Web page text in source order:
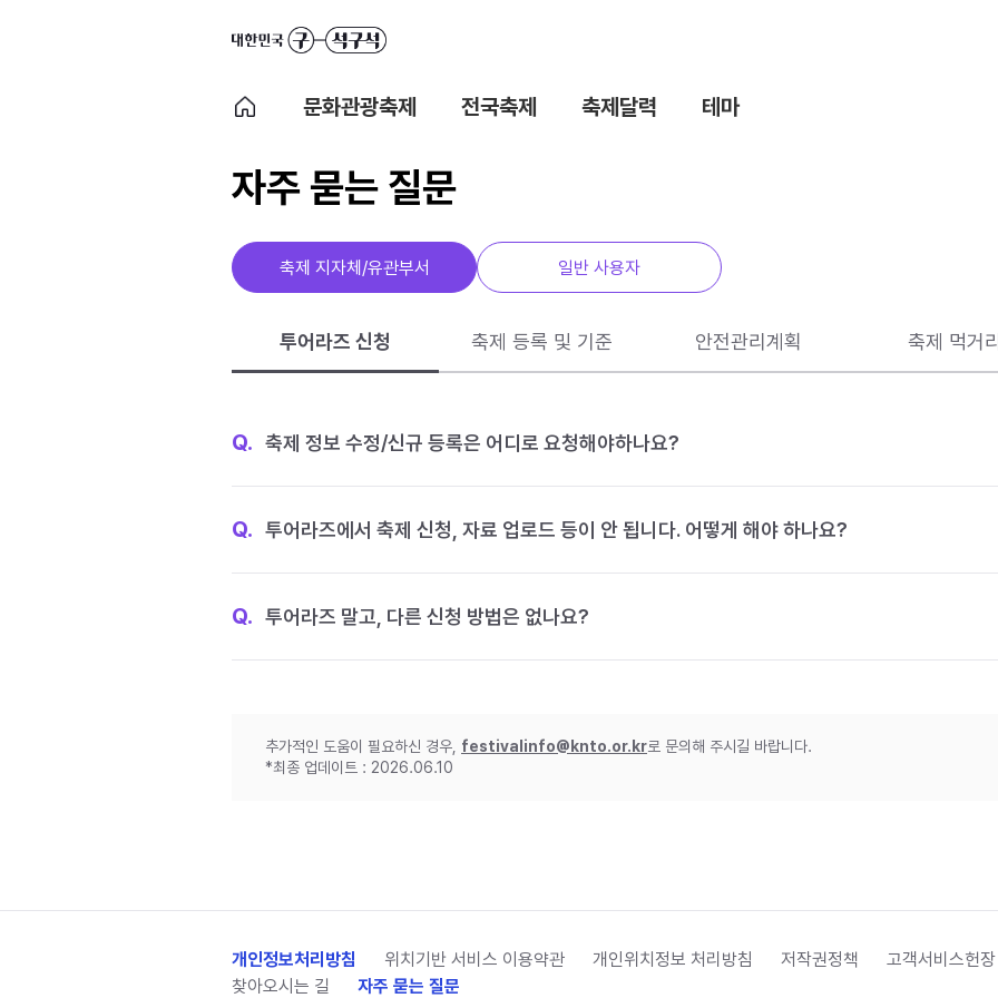
문화관광축제 전국축제 축제달력 테마
자주 묻는 질문
축제 지자체/유관부서 일반 사용자
투어라즈 신청 축제 등록 및 기준 안전관리계획 축제 먹거리
Q. 축제 정보 수정/신규 등록은 어디로 요청해야하나요?
Q. 투어라즈에서 축제 신청, 자료 업로드 등이 안 됩니다. 어떻게 해야 하나요?
Q. 투어라즈 말고, 다른 신청 방법은 없나요?
추가적인 도움이 필요하신 경우, festivalinfo@knto.or.kr로 문의해 주시길 바랍니다.
*최종 업데이트 : 2026.06.10
개인정보처리방침 위치기반 서비스 이용약관 개인위치정보 처리방침 저작권정책 고객서비스헌장
찾아오시는 길
자주 묻는 질문